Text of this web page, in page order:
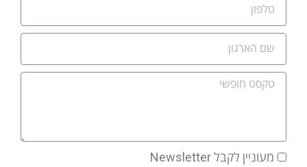
מעוניין לקבל Newsletter